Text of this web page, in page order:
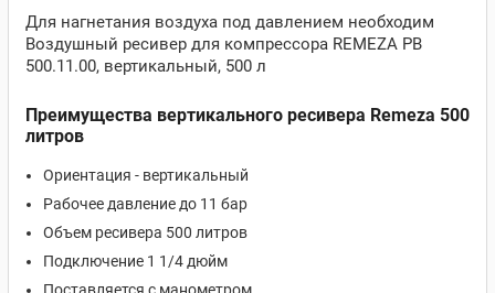
Для нагнетания воздуха под давлением необходим
Воздушный ресивер для компрессора REMEZA РВ
500.11.00, вертикальный, 500 л
Преимущества вертикального ресивера Remeza 500
литров
Ориентация - вертикальный
Рабочее давление до 11 бар
Объем ресивера 500 литров
Подключение 1 1/4 дюйм